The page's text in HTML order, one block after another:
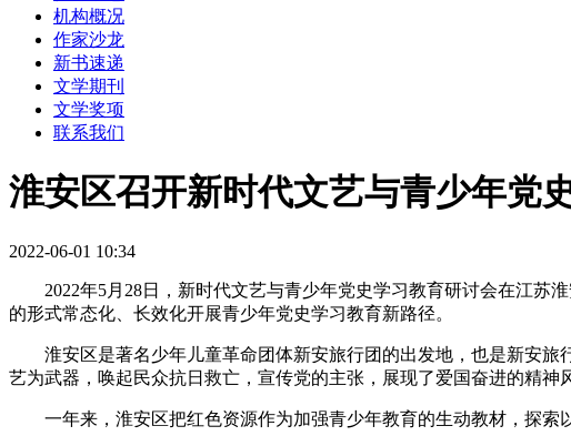
机构概况
作家沙龙
新书速递
文学期刊
文学奖项
联系我们
淮安区召开新时代文艺与青少年党
2022-06-01 10:34
2022年5月28日，新时代文艺与青少年党史学习教育研讨会在江
的形式常态化、长效化开展青少年党史学习教育新路径。
淮安区是著名少年儿童革命团体新安旅行团的出发地，也是新安旅
艺为武器，唤起民众抗日救亡，宣传党的主张，展现了爱国奋进的精神
一年来，淮安区把红色资源作为加强青少年教育的生动教材，探索